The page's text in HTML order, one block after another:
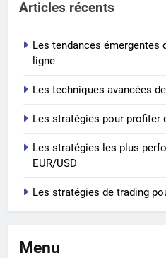
Articles récents
Les tendances émergentes
ligne
Les techniques avancées
Les stratégies pour profiter
Les stratégies les plus
EUR/USD
Les stratégies de trading
Menu